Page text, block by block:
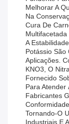
Melhorar A
Na
Cura De
A
Potássio São
Aplicações.
KNO3, O
Fornecido
Para Atender
Fabricantes
Tornando-O
Industriais E